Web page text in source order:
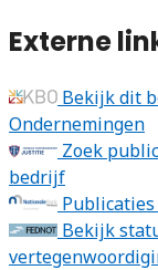
Externe
Bekijk dit
Ondernemingen
Zoek
bedrijf
Bekijk